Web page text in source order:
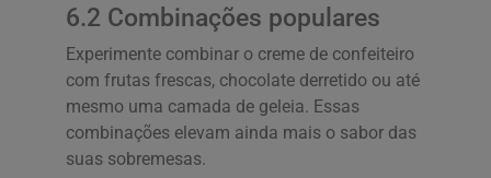
6.2 Combinações populares
Experimente combinar o creme de confeiteiro
com frutas frescas, chocolate derretido ou até
mesmo uma camada de geleia. Essas
combinações elevam ainda mais o sabor das
suas sobremesas.